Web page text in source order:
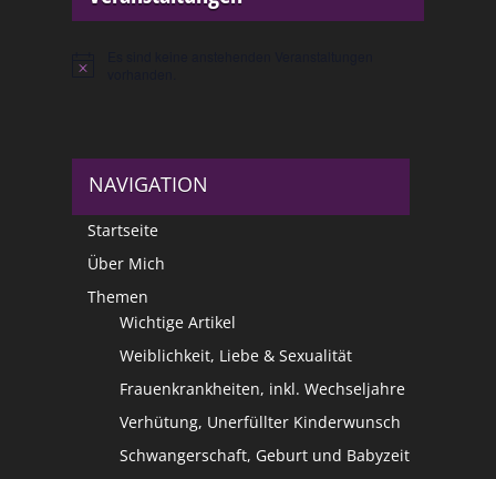
Hinweis
NAVIGATION
Startseite
Über Mich
Themen
Wichtige Artikel
Weiblichkeit, Liebe & Sexualität
Frauenkrankheiten, inkl. Wechseljahre
Verhütung, Unerfüllter Kinderwunsch
Schwangerschaft, Geburt und Babyzeit